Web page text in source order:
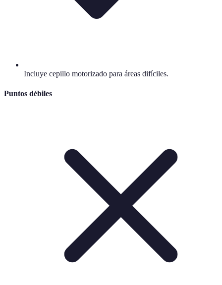
Incluye cepillo motorizado para áreas difíciles.
Puntos débiles